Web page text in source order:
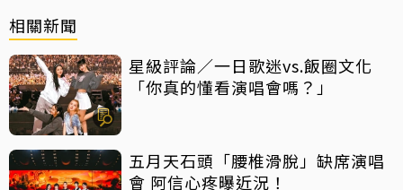
相關新聞
星級評論／一日歌迷vs.飯圈文化
「你真的懂看演唱會嗎？」
五月天石頭「腰椎滑脫」缺席演唱
會 阿信心疼曝近況！